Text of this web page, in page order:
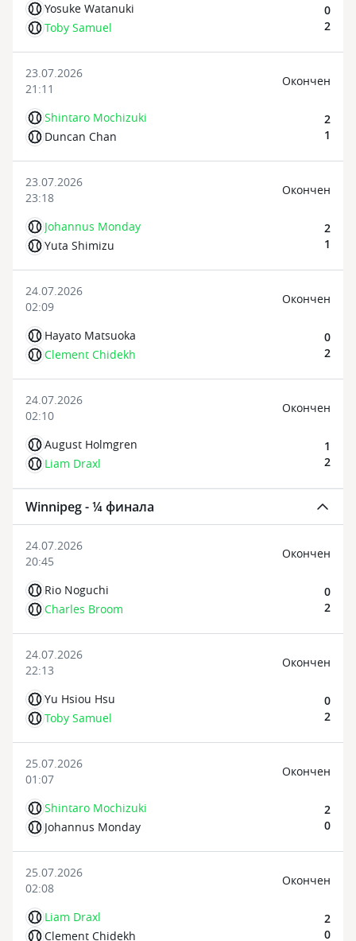
Yosuke Watanuki
Toby Samuel
0
2
23.07.2026
21:11
Shintaro Mochizuki
Duncan Chan
Oкончен
2
1
23.07.2026
23:18
Johannus Monday
Yuta Shimizu
Oкончен
2
1
24.07.2026
02:09
Hayato Matsuoka
Clement Chidekh
Oкончен
0
2
24.07.2026
02:10
August Holmgren
Liam Draxl
Oкончен
1
2
Winnipeg - ¼ финала
24.07.2026
20:45
Rio Noguchi
Charles Broom
Oкончен
0
2
24.07.2026
22:13
Yu Hsiou Hsu
Toby Samuel
Oкончен
0
2
25.07.2026
01:07
Shintaro Mochizuki
Johannus Monday
Oкончен
2
0
25.07.2026
02:08
Liam Draxl
Clement Chidekh
Oкончен
2
0